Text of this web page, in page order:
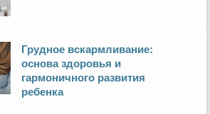
Грудное вскармливание:
основа здоровья и
гармоничного развития
ребенка